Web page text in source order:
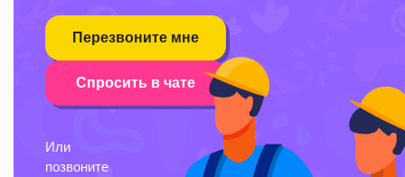
Перезвоните мне
Спросить в чате
Или
позвоните